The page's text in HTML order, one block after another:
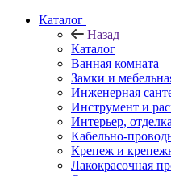
Каталог
Назад
Каталог
Ванная комната
Замки и
Инженерная
Инструмент и
Интерьер, отделка
Кабельно-
Крепеж и
Лакокрасочная